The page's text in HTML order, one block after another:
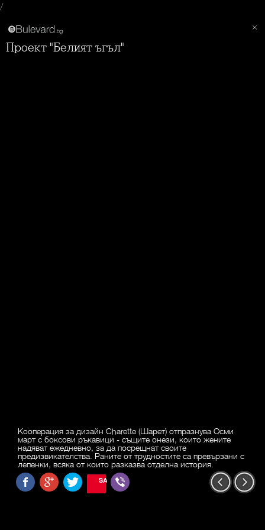
/
Проект "Белият ъгъл"
Кооперация за дизайн Charette (Шарет) отпразнува Осми
март с боксови ръкавици - същите онези, които жените
надяват ежедневно, за да посрещнат своите
предизвикателства. Раните от трудностите са превързани с
лепенки, всяка от които разказва отделна история.
SAVE